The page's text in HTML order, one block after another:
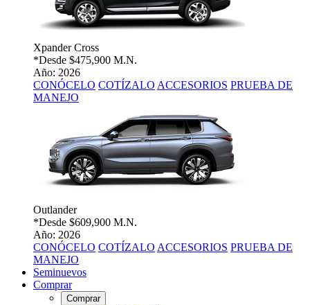
Xpander Cross
*Desde $475,900 M.N.
Año: 2026
CONÓCELO COTÍZALO ACCESORIOS PRUEBA DE
MANEJO
Outlander
*Desde $609,900 M.N.
Año: 2026
CONÓCELO COTÍZALO ACCESORIOS PRUEBA DE
MANEJO
Seminuevos
Comprar
Comprar